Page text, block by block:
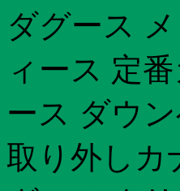
ダグース
ィース 定
ース ダウ
取り外しカ